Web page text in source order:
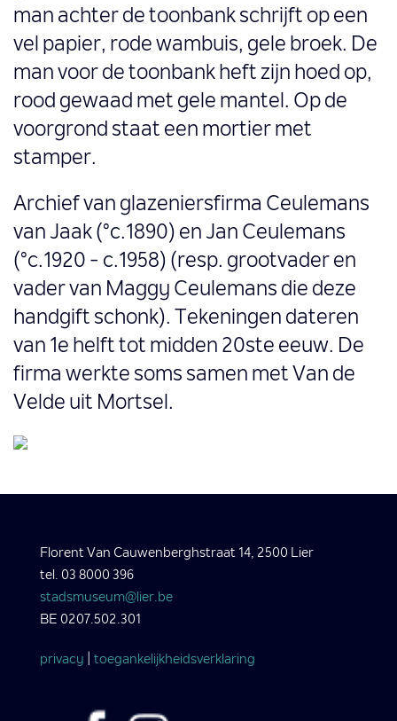
man achter de toonbank schrijft op een
vel papier, rode wambuis, gele broek. De
man voor de toonbank heft zijn hoed op,
rood gewaad met gele mantel. Op de
voorgrond staat een mortier met
stamper.
Archief van glazeniersfirma Ceulemans
van Jaak (°c.1890) en Jan Ceulemans
(°c.1920 - c.1958) (resp. grootvader en
vader van Maggy Ceulemans die deze
handgift schonk). Tekeningen dateren
van 1e helft tot midden 20ste eeuw. De
firma werkte soms samen met Van de
Velde uit Mortsel.
Florent Van Cauwenberghstraat 14, 2500 Lier
tel. 03 8000 396
stadsmuseum@lier.be
BE 0207.502.301
privacy toegankelijkheidsverklaring